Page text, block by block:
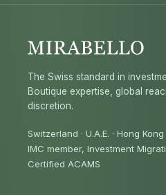
The Swiss standard in
Boutique expertise, global
discretion.
Switzerland · U.A.E. · Hong Kong
IMC member, Investment
Certified ACAMS